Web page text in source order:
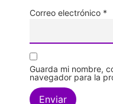
Correo electrónico *
Guarda mi nombre,
navegador para la